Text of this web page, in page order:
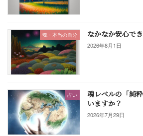
魂・本当の自分 なかなか安心で
2026年8月1日
占い
魂レベルの「純
いますか？
2026年7月29日